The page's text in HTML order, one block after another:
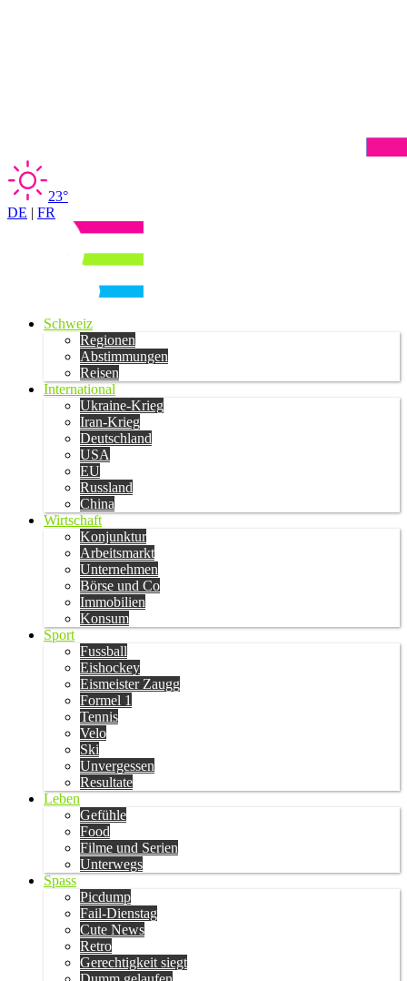
23°
DE | FR
Schweiz
Regionen
Abstimmungen
Reisen
International
Ukraine-Krieg
Iran-Krieg
Deutschland
USA
EU
Russland
China
Wirtschaft
Konjunktur
Arbeitsmarkt
Unternehmen
Börse und Co
Immobilien
Konsum
Sport
Fussball
Eishockey
Eismeister Zaugg
Formel 1
Tennis
Velo
Ski
Unvergessen
Resultate
Leben
Gefühle
Food
Filme und Serien
Unterwegs
Spass
Picdump
Fail-Dienstag
Cute News
Retro
Gerechtigkeit siegt